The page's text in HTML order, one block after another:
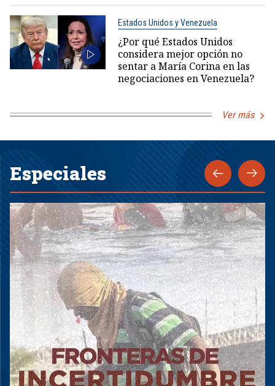
Estados Unidos y Venezuela
¿Por qué Estados Unidos
considera mejor opción no
sentar a María Corina en las
negociaciones en Venezuela?
Ver más
Especiales